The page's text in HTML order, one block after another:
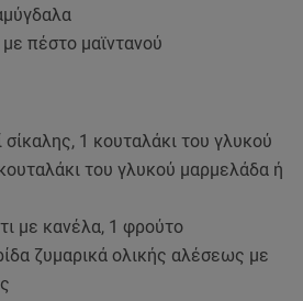
πέστο μαϊντανού
1 κουταλάκι του γλυκού
του γλυκού μαρμελάδα ή
με κανέλα, 1 φρούτο
ζυμαρικά ολικής αλέσεως με